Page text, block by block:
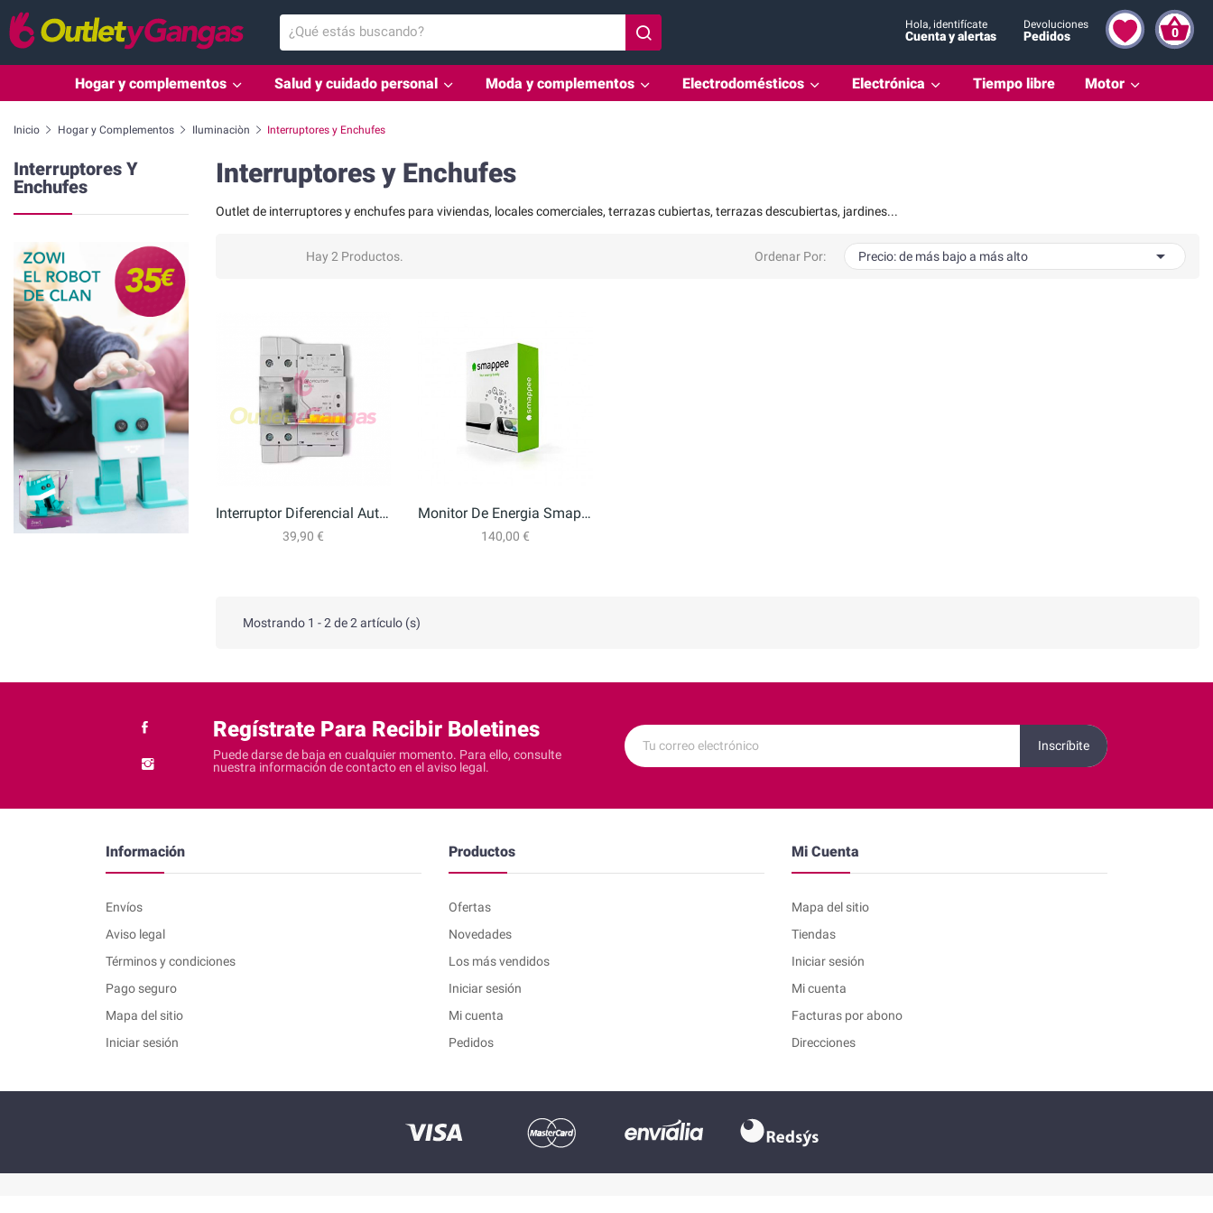
0
Hola, identifícate
Cuenta y alertas
Devoluciones
Pedidos
Hogar y complementos Salud y cuidado personal Moda y complementos Electrodomésticos Electrónica Tiempo libre Motor
Inicio Hogar y Complementos Iluminaciòn Interruptores y Enchufes
Interruptores Y
Enchufes
Interruptores y Enchufes
Outlet de interruptores y enchufes para viviendas, locales comerciales, terrazas cubiertas, terrazas descubiertas, jardines...
Hay 2 Productos. Ordenar Por: Precio: de más bajo a más alto 
Interruptor Diferencial Autorrearmable CIRCUTOR...
39,90 €
Monitor De Energia Smappee
140,00 €
Mostrando 1 - 2 de 2 artículo (s)
Regístrate Para Recibir Boletines
Puede darse de baja en cualquier momento. Para ello, consulte
nuestra información de contacto en el aviso legal.
Información
Envíos
Aviso legal
Términos y condiciones
Pago seguro
Mapa del sitio
Iniciar sesión
Productos
Ofertas
Novedades
Los más vendidos
Iniciar sesión
Mi cuenta
Pedidos
Mi Cuenta
Mapa del sitio
Tiendas
Iniciar sesión
Mi cuenta
Facturas por abono
Direcciones